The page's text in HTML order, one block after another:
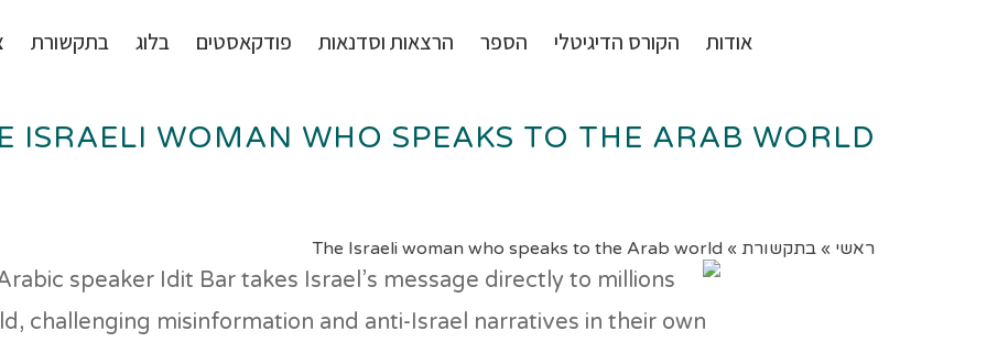
אודות הקורס הדיגיטלי הספר הרצאות וסדנאות פודקאסטים בלוג בתקשורת
ISRAELI WOMAN WHO SPEAKS TO THE ARAB WORLD
ראשי » בתקשורת »
The Israeli woman who speaks to the Arab world